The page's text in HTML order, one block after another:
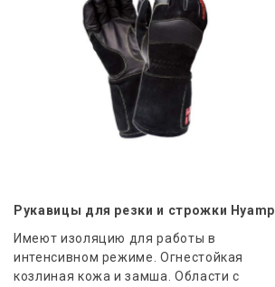
Рукавицы для резки и строжки Hyamp
Имеют изоляцию для работы в
интенсивном режиме. Огнестойкая
козлиная кожа и замша. Области с